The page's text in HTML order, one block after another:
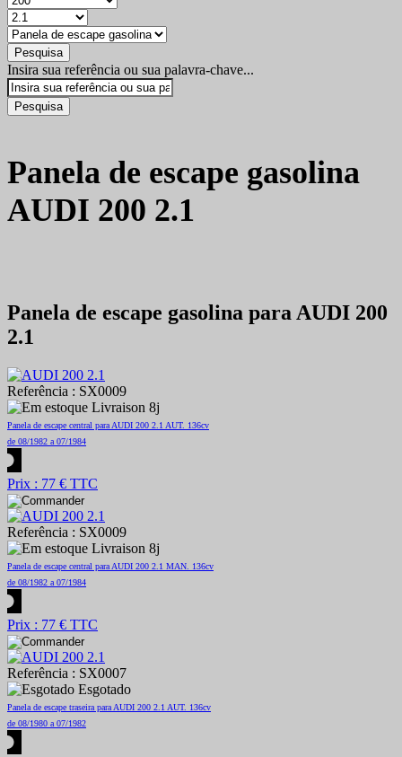
Pesquisa
Insira sua referência ou sua palavra-chave...
Pesquisa
Panela de escape gasolina
AUDI 200 2.1
Panela de escape gasolina para AUDI 200
2.1
Referência : SX0009
Livraison 8j
Panela de escape central para AUDI 200 2.1 AUT. 136cv
de 08/1982 a 07/1984
Prix : 77 € TTC
Referência : SX0009
Livraison 8j
Panela de escape central para AUDI 200 2.1 MAN. 136cv
de 08/1982 a 07/1984
Prix : 77 € TTC
Referência : SX0007
Esgotado
Panela de escape traseira para AUDI 200 2.1 AUT. 136cv
de 08/1980 a 07/1982